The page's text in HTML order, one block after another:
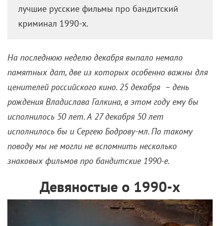
лучшие русские фильмы про бандитский
криминал 1990-х.
На последнюю неделю декабря выпало немало
памятных дат, две из которых особенно важны для
ценителей российского кино. 25 декабря – день
рождения Владислава Галкина, в этом году ему бы
исполнилось 50 лет. А 27 декабря 50 лет
исполнилось бы и Сергею Бодрову-мл. По такому
поводу мы не могли не вспомнить несколько
знаковых фильмов про бандитские 1990-е.
Девяностые о 1990-х